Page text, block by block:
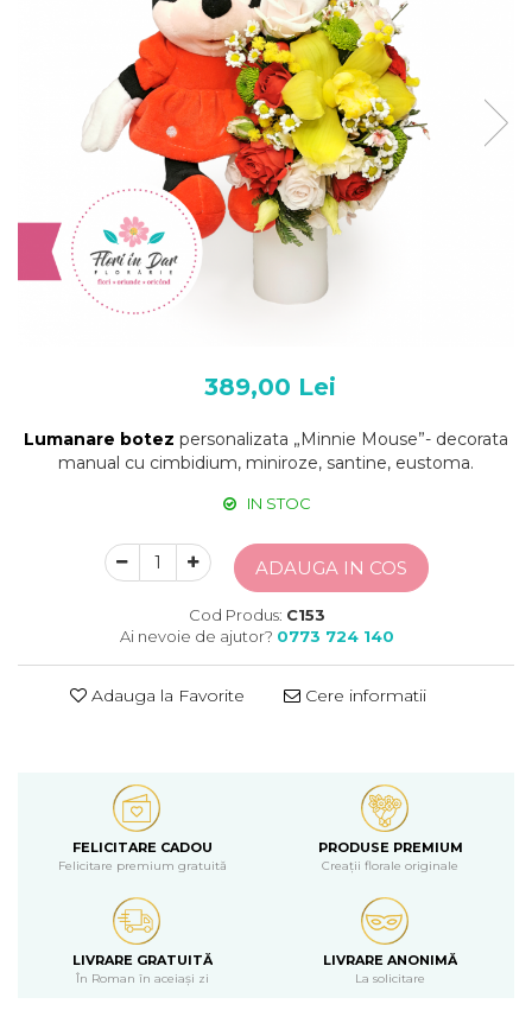
389,00 Lei
Lumanare botez personalizata „Minnie Mouse”- decorata
manual cu cimbidium, miniroze, santine, eustoma.
IN STOC
ADAUGA IN COS
Cod Produs: C153
Ai nevoie de ajutor? 0773 724 140
Adauga la Favorite Cere informatii
FELICITARE CADOU
Felicitare premium gratuită
PRODUSE PREMIUM
Creații florale originale
LIVRARE GRATUITĂ
În Roman în aceiași zi
LIVRARE ANONIMĂ
La solicitare